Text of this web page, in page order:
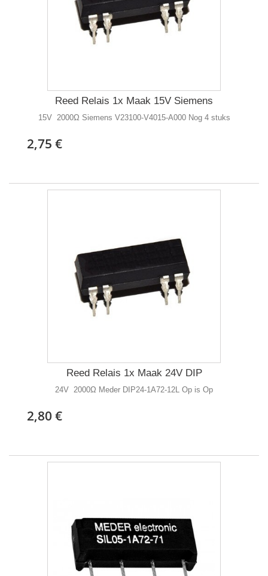
Reed Relais 1x Maak 15V Siemens
15V 2000Ω Siemens V23100-V4015-A000 Nog 4 stuks
2,75 €
Reed Relais 1x Maak 24V DIP
24V 2000Ω Meder DIP24-1A72-12L Op is Op
2,80 €